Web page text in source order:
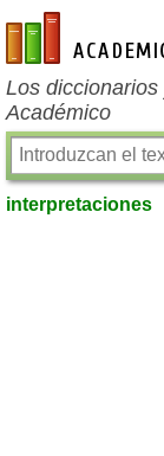
es-academic.com
Los
Académico
interpretaciones